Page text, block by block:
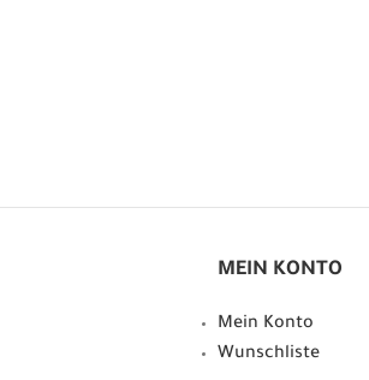
MEIN KONTO
Mein Konto
Wunschliste